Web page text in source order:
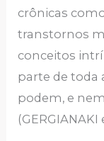
crônicas
transtornos
conceitos
parte de toda
podem, e
(GERGIANAKI